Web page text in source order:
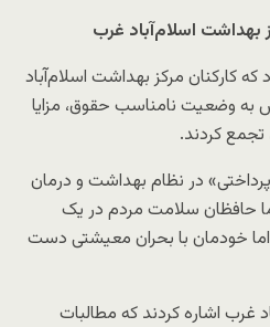
بهداشت اسلام‌آباد غرب
که کارکنان مرکز بهداشت اسلام‌آباد
به وضعیت نامناسب حقوق، مزایا
کردند.
پرداختی» در نظام بهداشت و درمان
حافظان سلامت مردم در یک
خودمان با بحران معیشتی دست
غرب اشاره کردند که مطالبات